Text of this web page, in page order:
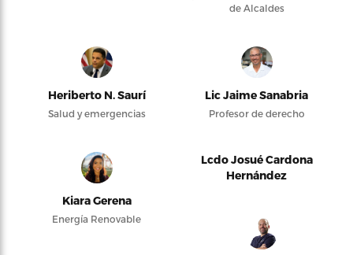
de Alcaldes
Heriberto N. Saurí
Salud y emergencias
Lic Jaime Sanabria
Profesor de derecho
Kiara Gerena
Energía Renovable
Lcdo Josué Cardona
Hernández